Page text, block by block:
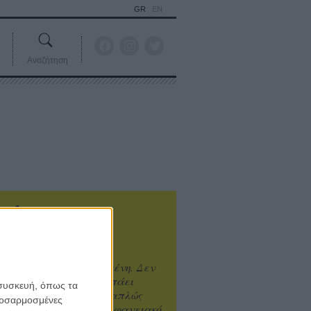
όπως τα
GR EN
Αναζήτηση
είναι υπερτιμημένη. Δεν
καλύτερο, δεν σε πάει
η επιτυχία. Είναι απλώς